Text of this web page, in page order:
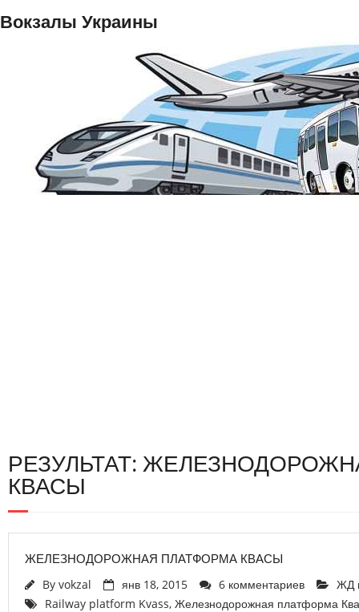
Вокзалы Украины
РЕЗУЛЬТАТ:
КВАСЫ
ЖЕЛЕЗНОДОРОЖНАЯ ПЛАТФОРМА КВАСЫ
By vokzal янв 18, 2015 6 комментариев
ЖД
Railway platform Kvass, Железнодорожная платформа